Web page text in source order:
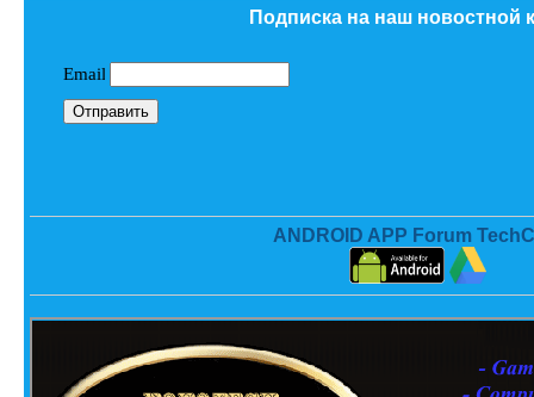
Подписка на наш новостной
ANDROID APP Forum